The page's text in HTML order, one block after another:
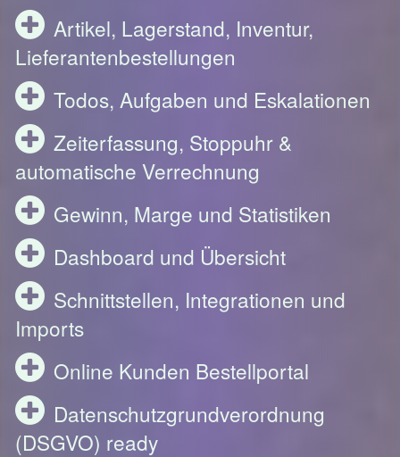
Artikel, Lagerstand, Inventur,
Lieferantenbestellungen
Todos, Aufgaben und Eskalationen
Zeiterfassung, Stoppuhr &
automatische Verrechnung
Gewinn, Marge und Statistiken
Dashboard und Übersicht
Schnittstellen, Integrationen und
Imports
Online Kunden Bestellportal
Datenschutzgrundverordnung
(DSGVO) ready